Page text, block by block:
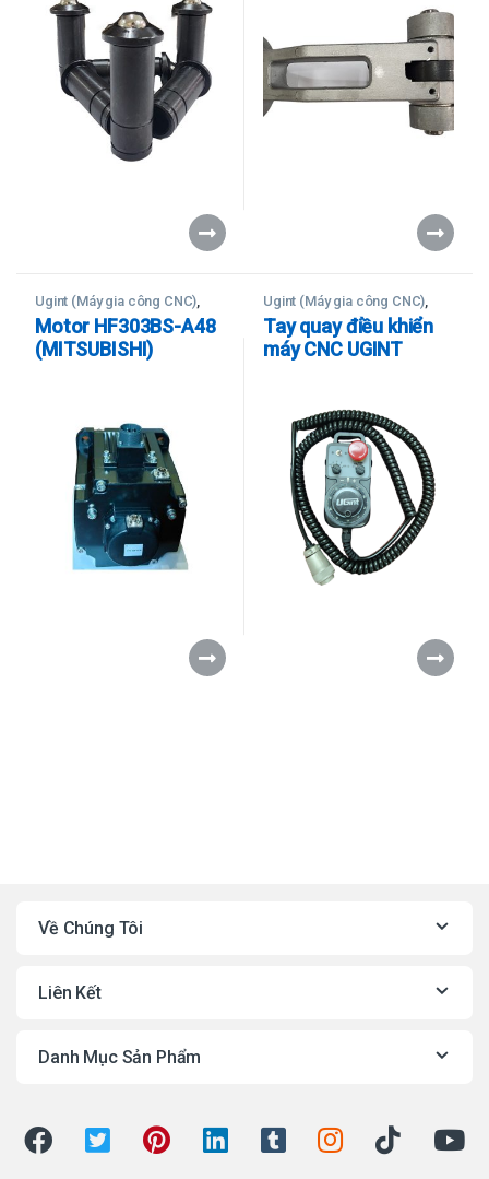
Ugint (Máy gia công CNC)
Linh - Phụ Kiện
Motor HF303BS-A48
(MITSUBISHI)
Ugint (Máy gia công CNC)
Linh - Phụ Kiện
Tay quay điều khiển
máy CNC UGINT
Về Chúng Tôi
Liên Kết
Danh Mục Sản Phẩm